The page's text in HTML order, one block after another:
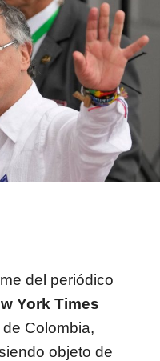
del periódico
York Times
Colombia,
objeto de